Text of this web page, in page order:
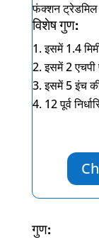
फंक्शन ट्रेडमिल
विशेष गुण:
इसमें1.4
इसमें2एचपी
इसमें5इंच
12पूर्व
गुण: